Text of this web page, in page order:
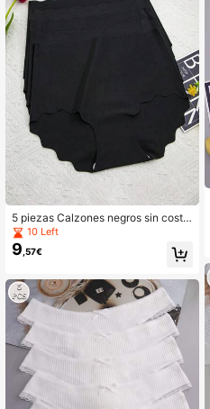
5 piezas Calzones negros sin costu
ras de cintura alta transpirables
10 Left
9 ,57€